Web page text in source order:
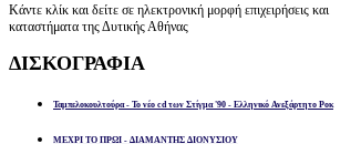
Κάντε κλίκ και δείτε σε ηλεκτρονική μορφή επιχειρήσεις και
καταστήματα της Δυτικής Αθήνας
ΔΙΣΚΟΓΡΑΦΙΑ
Ταμπελοκουλτούρα - Το νέο cd των Στίγμα '90 - Ελληνικό Ανεξάρτητο Ροκ
ΜΕΧΡΙ ΤΟ ΠΡΩΙ - ΔΙΑΜΑΝΤΗΣ ΔΙΟΝΥΣΙΟΥ